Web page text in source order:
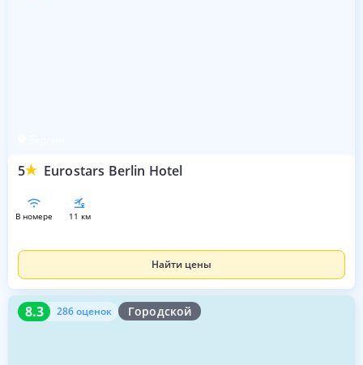
5 Eurostars Berlin Hotel
в номере 11 км
Найти цены
8.3 286 оценок Городской
8.3 286 оценок